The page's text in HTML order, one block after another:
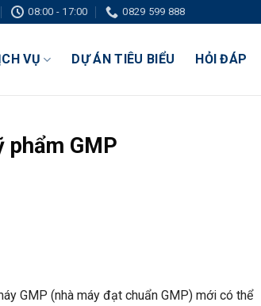
08:00 - 17:00 0829 599 888
VỤ DỰ ÁN TIÊU BIỂU HỎI ĐÁP
phẩm GMP
GMP (nhà máy đạt chuẩn GMP) mới có thể